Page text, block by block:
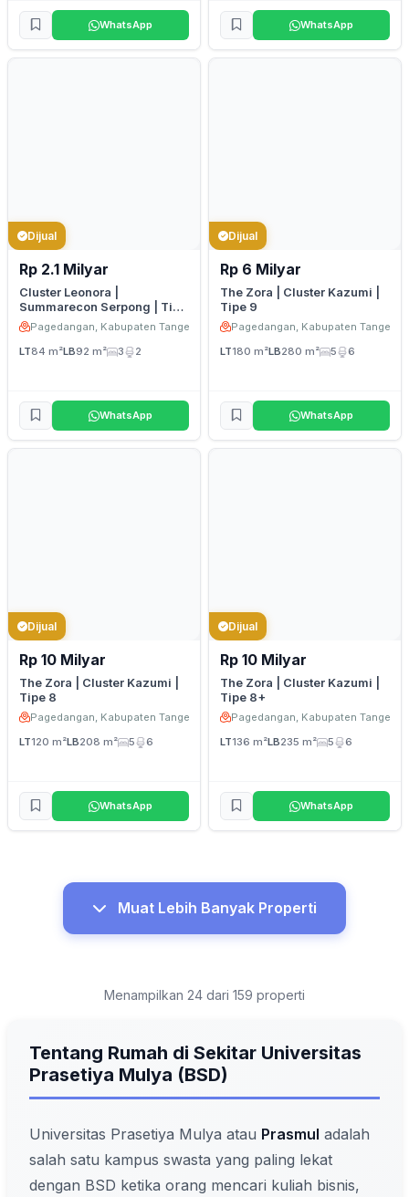
WhatsApp WhatsApp
Dijual
Rp 2.1 Milyar
Cluster Leonora |
Summarecon Serpong | Tipe
7 Deluxe
Pagedangan, Kabupaten Tangerang
LT84 m²LB92 m² 3 2
WhatsApp
Dijual
Rp 6 Milyar
The Zora | Cluster Kazumi |
Tipe 9
Pagedangan, Kabupaten
LT180 m²LB280 m² 5 6
WhatsApp
Dijual
Rp 10 Milyar
The Zora | Cluster Kazumi |
Tipe 8
Pagedangan, Kabupaten Tangerang
LT120 m²LB208 m² 5 6
WhatsApp
Dijual
Rp 10 Milyar
The Zora | Cluster Kazumi |
Tipe 8+
Pagedangan, Kabupaten
LT136 m²LB235 m² 5 6
WhatsApp
Muat Lebih Banyak Properti
Menampilkan 24 dari 159 properti
Tentang Rumah di Sekitar Universitas
Prasetiya Mulya (BSD)
Universitas Prasetiya Mulya atau Prasmul adalah
salah satu kampus swasta yang paling lekat
dengan BSD ketika orang mencari kuliah bisnis,